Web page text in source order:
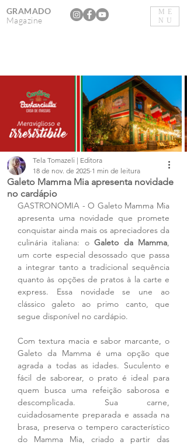
ME
NU
GRAMADO
Magazine
Galeto Mamma Mia apresenta novidade
no cardápio
Tela Tomazeli | Editora
18 de nov. de 2025 1 min de leitura
GASTRONOMIA - O Galeto Mamma Mia
apresenta uma novidade que promete
conquistar ainda mais os apreciadores da
culinária italiana: o Galeto da Mamma,
um corte especial desossado que passa
a integrar tanto a tradicional sequência
quanto às opções de pratos à la carte e
express. Essa novidade se une ao
clássico galeto ao primo canto, que
segue disponível no cardápio.
Com textura macia e sabor marcante, o
Galeto da Mamma é uma opção que
agrada a todas as idades. Suculento e
fácil de saborear, o prato é ideal para
quem busca uma refeição saborosa e
descomplicada. Sua carne,
cuidadosamente preparada e assada na
brasa, preserva o tempero característico
do Mamma Mia, criado a partir das